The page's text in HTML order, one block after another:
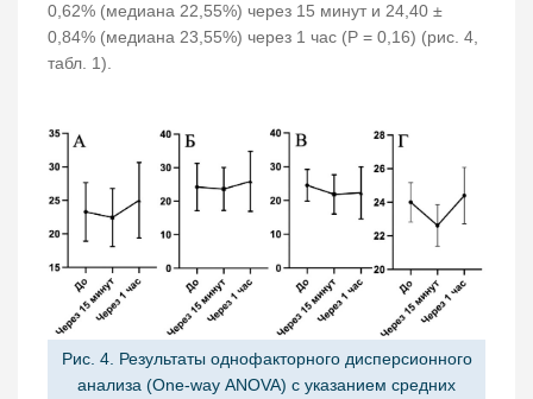
0,62% (медиана 22,55%) через 15 минут и 24,40 ±
0,84% (медиана 23,55%) через 1 час (Р = 0,16) (рис. 4,
табл. 1).
Рис. 4. Результаты однофакторного дисперсионного
анализа (One-way ANOVA) с указанием средних